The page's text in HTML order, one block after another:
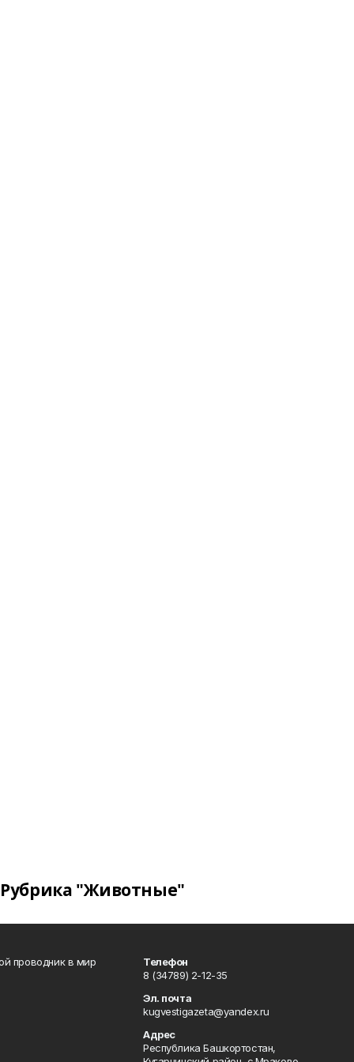
Рубрика "Животные"
проводник в мир
Телефон
8 (34789) 2-12-35
Эл. почта
kugvestigazeta@yandex.ru
Адрес
Республика Башкортостан,